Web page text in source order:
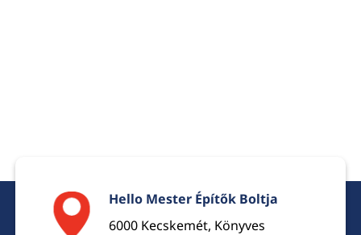
Hello Mester Építők Boltja
6000 Kecskemét, Könyves